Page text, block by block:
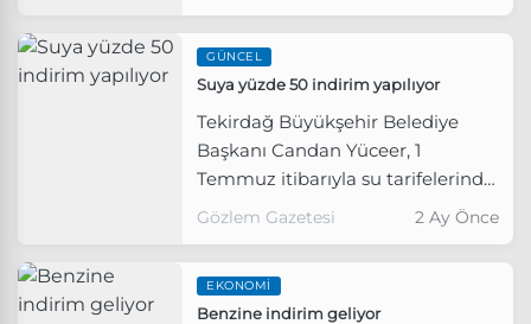
GÜNCEL
Suya yüzde 50 indirim yapılıyor
Tekirdağ Büyükşehir Belediye
Başkanı Candan Yüceer, 1
Temmuz itibarıyla su tarifelerinde
indirime gidileceğini belirtti.
Gözlem Gazetesi 2 Ay Önce
EKONOMI
Benzine indirim geliyor